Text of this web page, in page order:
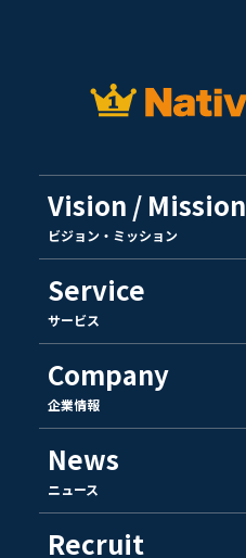
Vision / Mission
ビジョン・ミッション
Service
サービス
Company
企業情報
News
ニュース
Recruit